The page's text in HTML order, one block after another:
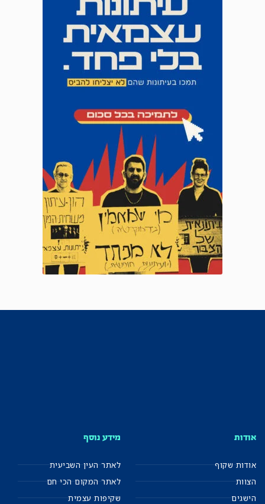
אודות
אודות שקוף
הצוות
הישגים
מידע נוסף
לאתר העין השביעית
לאתר המקום הכי חם
שקיפות עצמית